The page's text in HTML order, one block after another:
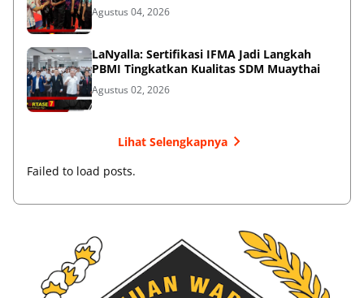
Agustus 04, 2026
LaNyalla: Sertifikasi IFMA Jadi Langkah
PBMI Tingkatkan Kualitas SDM Muaythai
Agustus 02, 2026
Lihat Selengkapnya
Failed to load posts.